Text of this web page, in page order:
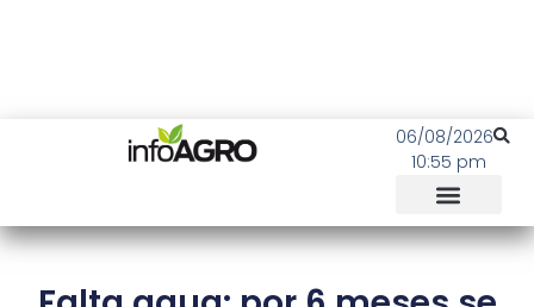
06/08/2026
10:55 pm